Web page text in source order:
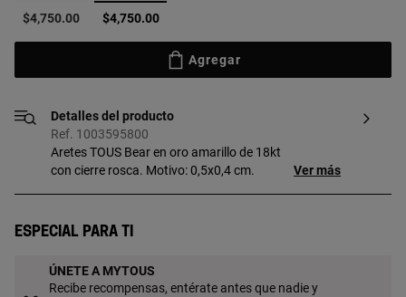
$4,750.00 seleccionado
$4,750.00
Agregar
Detalles del producto
Ref. 1003595800
Aretes TOUS Bear en oro amarillo de 18kt
con cierre rosca. Motivo: 0,5x0,4 cm.
Ver más
Especial para ti
ÚNETE A MYTOUS
Recibe recompensas, entérate antes que nadie y